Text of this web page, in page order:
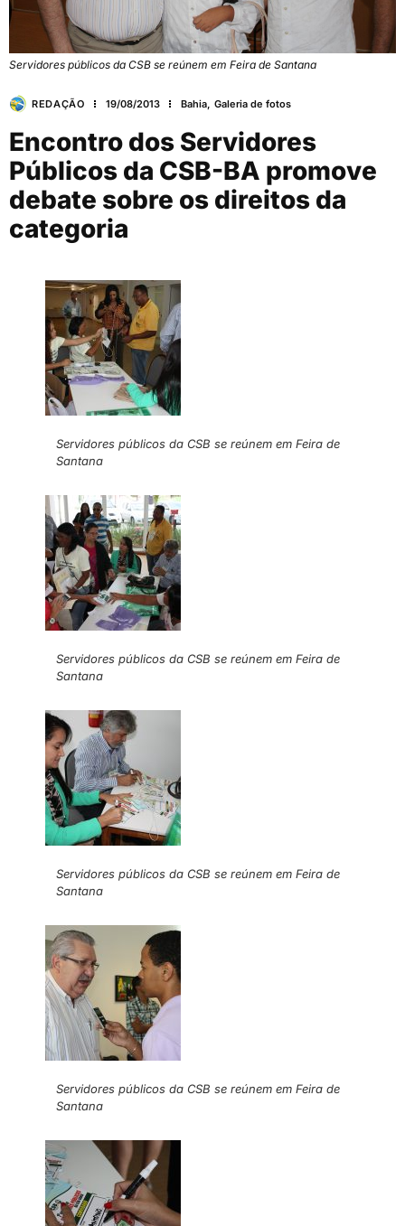
Servidores públicos da CSB se reúnem em Feira de Santana
REDAÇÃO 19/08/2013 Bahia, Galeria de fotos
Encontro dos Servidores
Públicos da CSB-BA promove
debate sobre os direitos da
categoria
Servidores públicos da CSB se reúnem em Feira de
Santana
Servidores públicos da CSB se reúnem em Feira de
Santana
Servidores públicos da CSB se reúnem em Feira de
Santana
Servidores públicos da CSB se reúnem em Feira de
Santana